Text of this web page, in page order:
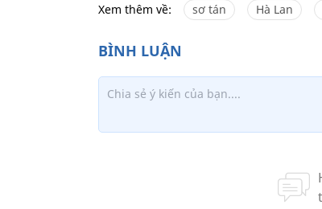
Xem thêm về: sơ tán Hà Lan